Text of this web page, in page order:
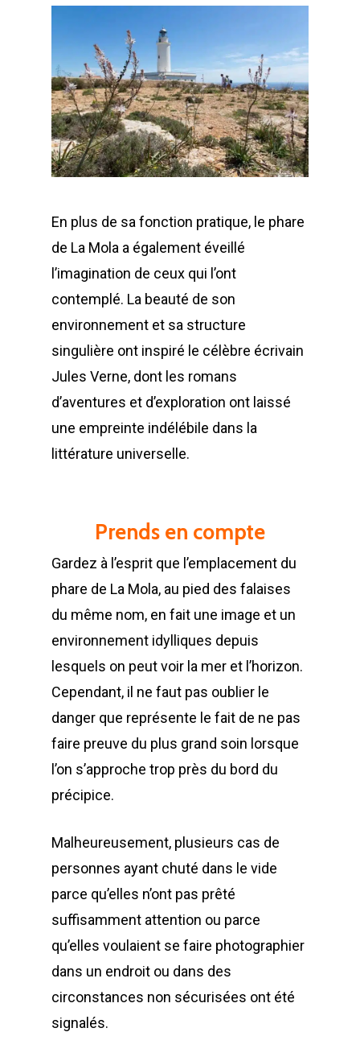
En plus de sa fonction pratique, le phare
de La Mola a également éveillé
l’imagination de ceux qui l’ont
contemplé. La beauté de son
environnement et sa structure
singulière ont inspiré le célèbre écrivain
Jules Verne, dont les romans
d’aventures et d’exploration ont laissé
une empreinte indélébile dans la
littérature universelle.
Prends en compte
Gardez à l’esprit que l’emplacement du
phare de La Mola, au pied des falaises
du même nom, en fait une image et un
environnement idylliques depuis
lesquels on peut voir la mer et l’horizon.
Cependant, il ne faut pas oublier le
danger que représente le fait de ne pas
faire preuve du plus grand soin lorsque
l’on s’approche trop près du bord du
précipice.
Malheureusement, plusieurs cas de
personnes ayant chuté dans le vide
parce qu’elles n’ont pas prêté
suffisamment attention ou parce
qu’elles voulaient se faire photographier
dans un endroit ou dans des
circonstances non sécurisées ont été
signalés.